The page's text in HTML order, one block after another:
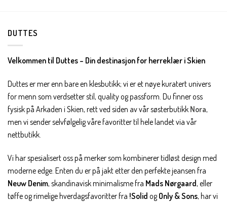
DUTTES
Velkommen til Duttes – Din destinasjon for herreklær i Skien
Duttes er mer enn bare en klesbutikk; vi er et nøye kuratert univers
for menn som verdsetter stil, quality og passform. Du finner oss
fysisk på Arkaden i Skien, rett ved siden av vår søsterbutikk Nora,
men vi sender selvfølgelig våre favoritter til hele landet via vår
nettbutikk.
Vi har spesialisert oss på merker som kombinerer tidløst design med
moderne edge. Enten du er på jakt etter den perfekte jeansen fra
Neuw Denim, skandinavisk minimalisme fra Mads Nørgaard, eller
tøffe og rimelige hverdagsfavoritter fra !Solid ogOnly & Sons, har vi